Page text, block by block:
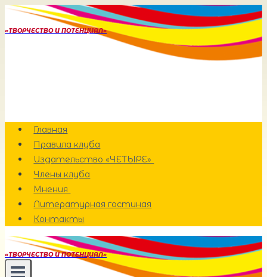
Перейти
к
«ТВОРЧЕСТВО И ПОТЕНЦИАЛ»
Главная
Правила клуба
Издательство «ЧЕТЫРЕ»
Члены клуба
Мнения
Литературная гостиная
Контакты
«ТВОРЧЕСТВО И ПОТЕНЦИАЛ»